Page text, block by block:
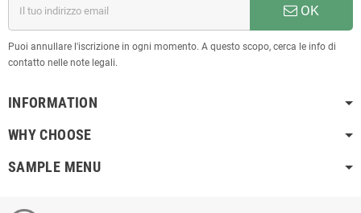
OK
Puoi annullare l'iscrizione in ogni momento. A questo scopo, cerca le info di
contatto nelle note legali.
INFORMATION
WHY CHOOSE
SAMPLE MENU